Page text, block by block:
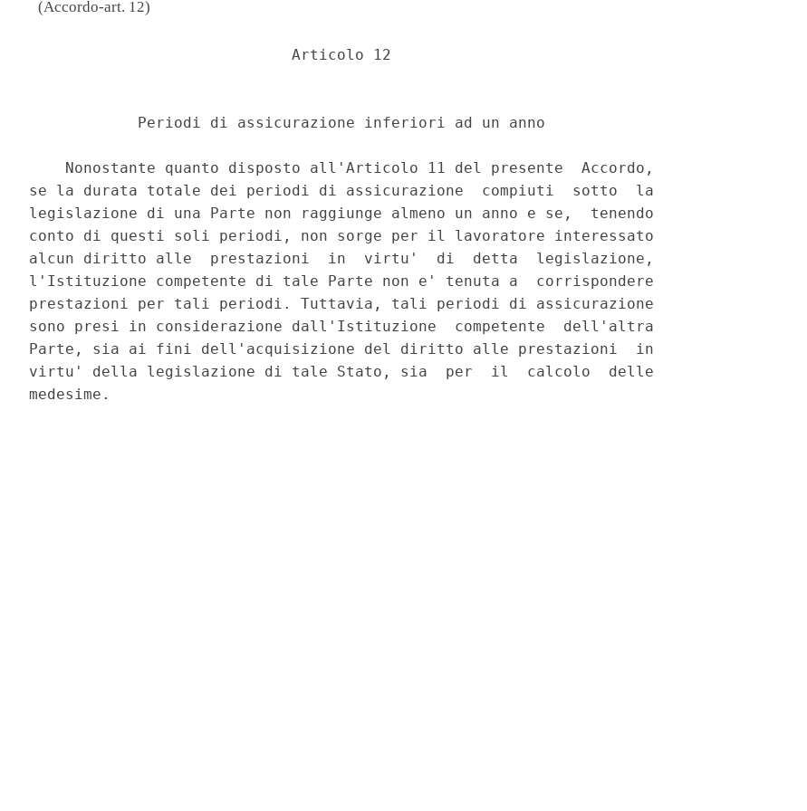
(Accordo-art. 12)
                             Articolo 12
            Periodi di assicurazione inferiori ad un anno
    Nonostante quanto disposto all'Articolo 11 del presente  Accordo,
se la durata totale dei periodi di assicurazione  compiuti  sotto  la
legislazione di una Parte non raggiunge almeno un anno e se,  tenendo
conto di questi soli periodi, non sorge per il lavoratore interessato
alcun diritto alle  prestazioni  in  virtu'  di  detta  legislazione,
l'Istituzione competente di tale Parte non e' tenuta a  corrispondere
prestazioni per tali periodi. Tuttavia, tali periodi di assicurazione
sono presi in considerazione dall'Istituzione  competente  dell'altra
Parte, sia ai fini dell'acquisizione del diritto alle prestazioni  in
virtu' della legislazione di tale Stato, sia  per  il  calcolo  delle
medesime.